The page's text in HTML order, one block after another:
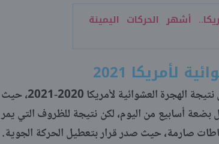
أشهر الحركات اليمينة
2021
من المقرر خلال الأياك المقبلة، يتم الإشعار العلني، عن نتيجة الهجرة العشوائية لأمريكا 2020-2021، حيث
أسابيع من اليوم، لكن نتيجة للظروف التي يمر
صارمة، حيث صدر قرار بتعطيل الحركة الجوية.